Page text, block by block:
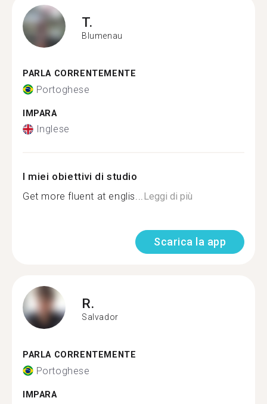
T.
Blumenau
PARLA CORRENTEMENTE
Portoghese
IMPARA
Inglese
I miei obiettivi di studio
Get more fluent at englis...Leggi di più
Scarica la app
R.
Salvador
PARLA CORRENTEMENTE
Portoghese
IMPARA